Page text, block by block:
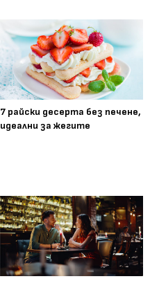
7 райски десерта без печене,
идеални за жегите